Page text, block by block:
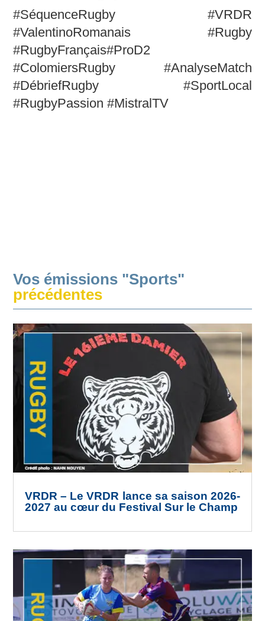
#SéquenceRugby #VRDR
#ValentinoRomanais #Rugby
#RugbyFrançais#ProD2
#ColomiersRugby #AnalyseMatch
#DébriefRugby #SportLocal
#RugbyPassion #MistralTV
Vos émissions "Sports"
précédentes
VRDR – Le VRDR lance sa saison 2026-
2027 au cœur du Festival Sur le Champ